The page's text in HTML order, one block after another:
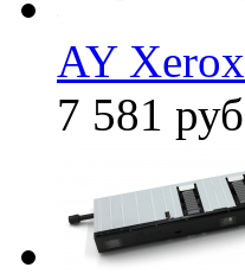
AY Xerox
7 581 руб